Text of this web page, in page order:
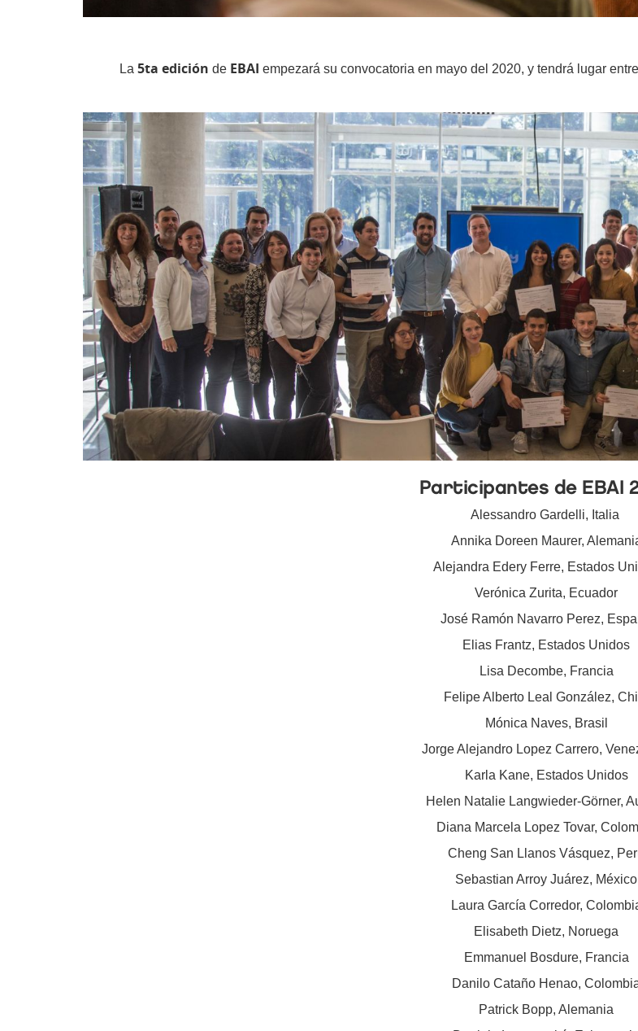
La 5ta edición de EBAI empezará su convocatoria en mayo del 2020, y tendrá lugar
Participantes de EBAI
Alessandro Gardelli, Italia
Annika Doreen Maurer,
Alejandra Edery Ferre, Estados
Verónica Zurita, Ecuador
José Ramón Navarro Perez,
Elias Frantz, Estados Unidos
Lisa Decombe, Francia
Felipe Alberto Leal González,
Mónica Naves, Brasil
Jorge Alejandro Lopez Carrero,
Karla Kane, Estados Unidos
Helen Natalie Langwieder-Görner,
Diana Marcela Lopez Tovar,
Cheng San Llanos Vásquez,
Sebastian Arroy Juárez, México
Laura García Corredor,
Elisabeth Dietz, Noruega
Emmanuel Bosdure, Francia
Danilo Cataño Henao,
Patrick Bopp, Alemania